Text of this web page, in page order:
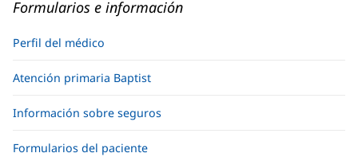
Formularios e información
Perfil del médico
Atención primaria Baptist
Información sobre seguros
Formularios del paciente